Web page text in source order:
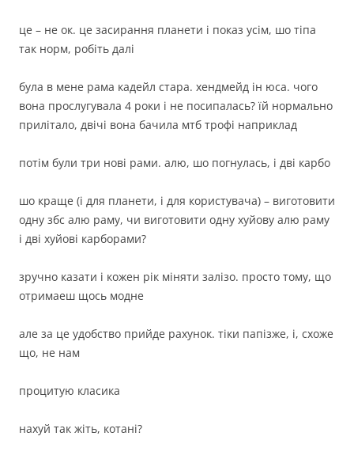
це – не ок. це засирання планети і показ усім, шо тіпа
так норм, робіть далі
була в мене рама кадейл стара. хендмейд ін юса. чого
вона прослугувала 4 роки і не посипалась? їй нормально
прилітало, двічі вона бачила мтб трофі наприклад
потім були три нові рами. алю, шо погнулась, і дві карбо
шо краще (і для планети, і для користувача) – виготовити
одну збс алю раму, чи виготовити одну хуйову алю раму
і дві хуйові карборами?
зручно казати і кожен рік міняти залізо. просто тому, що
отримаеш щось модне
але за це удобство прийде рахунок. тіки папізже, і, схоже
що, не нам
процитую класика
нахуй так жіть, котані?